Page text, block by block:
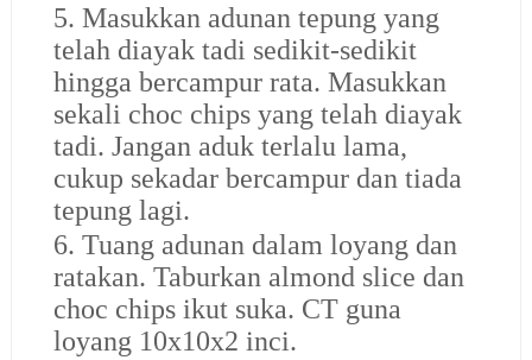
5. Masukkan adunan tepung yang
telah diayak tadi sedikit-sedikit
hingga bercampur rata. Masukkan
sekali choc chips yang telah diayak
tadi. Jangan aduk terlalu lama,
cukup sekadar bercampur dan tiada
tepung lagi.
6. Tuang adunan dalam loyang dan
ratakan. Taburkan almond slice dan
choc chips ikut suka. CT guna
loyang 10x10x2 inci.